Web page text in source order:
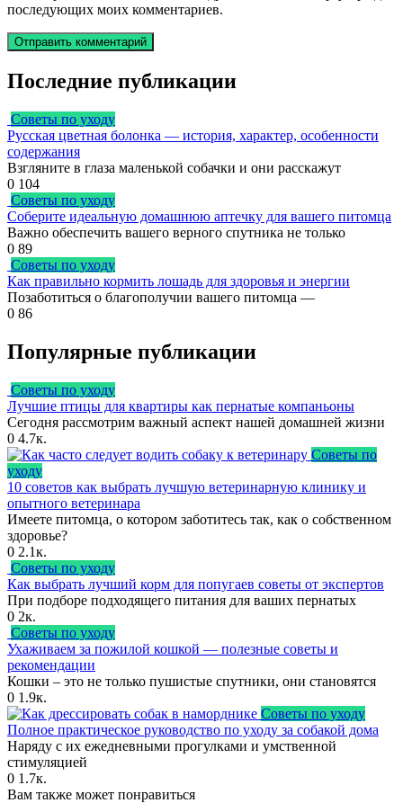
последующих моих комментариев.
Последние публикации
Советы по уходу
Русская цветная болонка — история, характер, особенности
содержания
Взгляните в глаза маленькой собачки и они расскажут
0 104
Советы по уходу
Соберите идеальную домашнюю аптечку для вашего питомца
Важно обеспечить вашего верного спутника не только
0 89
Советы по уходу
Как правильно кормить лошадь для здоровья и энергии
Позаботиться о благополучии вашего питомца —
0 86
Популярные публикации
Советы по уходу
Лучшие птицы для квартиры как пернатые компаньоны
Сегодня рассмотрим важный аспект нашей домашней жизни
0 4.7к.
Советы по
уходу
10 советов как выбрать лучшую ветеринарную клинику и
опытного ветеринара
Имеете питомца, о котором заботитесь так, как о собственном
здоровье?
0 2.1к.
Советы по уходу
Как выбрать лучший корм для попугаев советы от экспертов
При подборе подходящего питания для ваших пернатых
0 2к.
Советы по уходу
Ухаживаем за пожилой кошкой — полезные советы и
рекомендации
Кошки – это не только пушистые спутники, они становятся
0 1.9к.
Советы по уходу
Полное практическое руководство по уходу за собакой дома
Наряду с их ежедневными прогулками и умственной
стимуляцией
0 1.7к.
Вам также может понравиться